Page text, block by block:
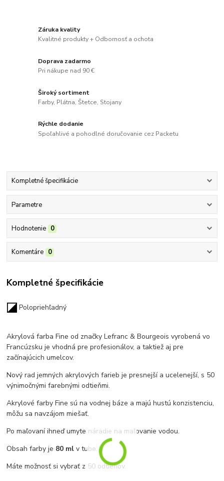
Záruka kvality
Kvalitné produkty + Odbornosť a ochota
Doprava zadarmo
Pri nákupe nad 90 €
Široký sortiment
Farby, Plátna, Štetce, Stojany
Rýchle dodanie
Spoľahlivé a pohodlné doručovanie cez Packetu
Kompletné špecifikácie
Parametre
Hodnotenie 0
Komentáre 0
Kompletné špecifikácie
Polopriehľadný
Akrylová farba Fine od značky Lefranc & Bourgeois vyrobená vo
Francúzsku je vhodná pre profesionálov, a taktiež aj pre
začínajúcich umelcov.
Nový rad jemných akrylových farieb je presnejší a ucelenejší, s 50
výnimočnými farebnými odtieňmi.
Akrylové farby Fine sú na vodnej báze a majú hustú konzistenciu,
môžu sa navzájom miešať.
Po maľovaní ihneď umyte náradie na maľovanie vodou.
Obsah farby je 80 ml v tube.
Máte možnosť si vybrať z 50 odtieňov.